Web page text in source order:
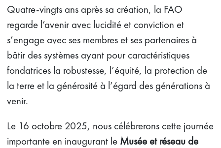
Quatre-vingts ans après sa création, la FAO
regarde l’avenir avec lucidité et conviction et
s’engage avec ses membres et ses partenaires à
bâtir des systèmes ayant pour caractéristiques
fondatrices la robustesse, l’équité, la protection de
la terre et la générosité à l’égard des générations à
venir.
Le 16 octobre 2025, nous célébrerons cette journée
importante en inaugurant le Musée et réseau de